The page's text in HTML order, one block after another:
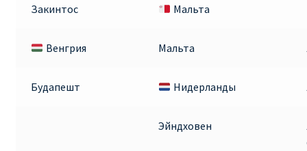
Закинтос Мальта
Венгрия Мальта
Будапешт Нидерланды
Эйндховен